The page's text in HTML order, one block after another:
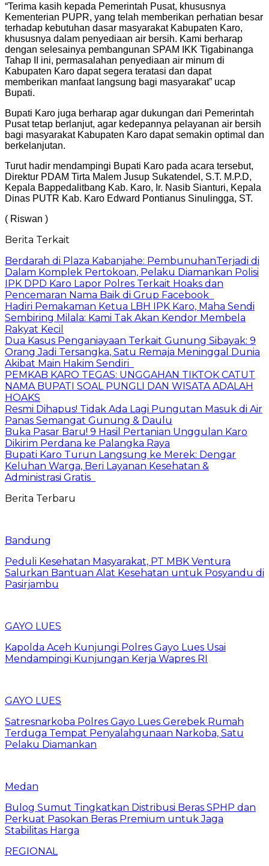
“Terima kasih kepada Pemerintah Pusat, khususnya
Kementerian PUPR, yang telah memberikan perhatian besar
terhadap kebutuhan dasar masyarakat Kabupaten Karo,
khususnya dalam penyediaan air bersih. Kami berharap
dengan selesainya pembangunan SPAM IKK Tigabinanga
Tahap II ini, permasalahan penyediaan air minum di
Kabupaten Karo dapat segera teratasi dan dapat
memberikan manfaat langsung bagi masyarakat” ucap
Bupati.
Bupati Karo juga berharap agar dukungan dari Pemerintah
Pusat tetap berlanjut, agar kedepannya pelayanan air bersih
bagi masyarakat Kabupaten Karo dapat semakin optimal dan
berkelanjutan.
Turut hadir mendampingi Bupati Karo pada acara tersebut,
Direktur PDAM Tirta Malem Jusup Sukatendel, S.T. M.P.D,
Kepala Bappedalitbang Kab. Karo, Ir. Nasib Sianturi, Kepala
Dinas PUTR Kab. Karo Edward Pontianus Sinulingga, ST.
( Riswan )
Berita Terkait
Berdarah di Plaza Kabanjahe: PembunuhanTerjadi di
Dalam Komplek Pertokoan, Pelaku Diamankan Polisi
IPK DPD Karo Lapor Polres Terkait Hoaks dan
Pencemaran Nama Baik di Grup Facebook
Hadiri Pemakaman Ketua LBH IPK Karo, Maha Sendi
Sembiring Milala: Kami Tak Akan Kendor Membela
Rakyat Kecil
Dua Kasus Penganiayaan Terkait Gunung Sibayak: 9
Orang Jadi Tersangka, Satu Remaja Meninggal Dunia
Akibat Main Hakim Sendiri
PEMKAB KARO TEGAS: UNGGAHAN TIKTOK CATUT
NAMA BUPATI SOAL PUNGLI DAN WISATA ADALAH
HOAKS
Resmi Dihapus! Tidak Ada Lagi Pungutan Masuk di Air
Panas Semangat Gunung & Daulu
Buka Pasar Baru! 9 Hasil Pertanian Unggulan Karo
Dikirim Perdana ke Palangka Raya
Bupati Karo Turun Langsung ke Merek: Dengar
Keluhan Warga, Beri Layanan Kesehatan &
Administrasi Gratis
Berita Terbaru
Bandung
Peduli Kesehatan Masyarakat, PT MBK Ventura
Salurkan Bantuan Alat Kesehatan untuk Posyandu di
Pasirjambu
GAYO LUES
Kapolda Aceh Kunjungi Polres Gayo Lues Usai
Mendampingi Kunjungan Kerja Wapres RI
GAYO LUES
Satresnarkoba Polres Gayo Lues Gerebek Rumah
Terduga Tempat Penyalahgunaan Narkoba, Satu
Pelaku Diamankan
Medan
Bulog Sumut Tingkatkan Distribusi Beras SPHP dan
Perkuat Pasokan Beras Premium untuk Jaga
Stabilitas Harga
REGIONAL